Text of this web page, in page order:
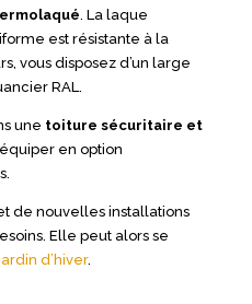
. La laque
est résistante à la
vous disposez d’un large
RAL.
une toiture sécuritaire et
en option
de nouvelles installations
Elle peut alors se
d’hiver.